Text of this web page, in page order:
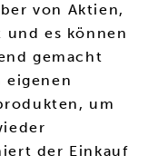
von Aktien,
es können
gemacht
eigenen
um
der Einkauf